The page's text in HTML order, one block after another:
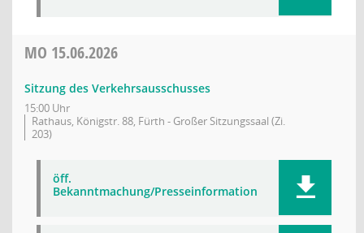
MO 15.06.2026
Sitzung des Verkehrsausschusses
15:00 Uhr
Rathaus, Königstr. 88, Fürth - Großer Sitzungssaal (Zi.
203)
öff.
Bekanntmachung/Presseinformation